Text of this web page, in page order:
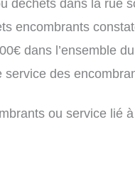
déchets dans la rue
encombrants
dans l’ensemble
service des
ou service lié